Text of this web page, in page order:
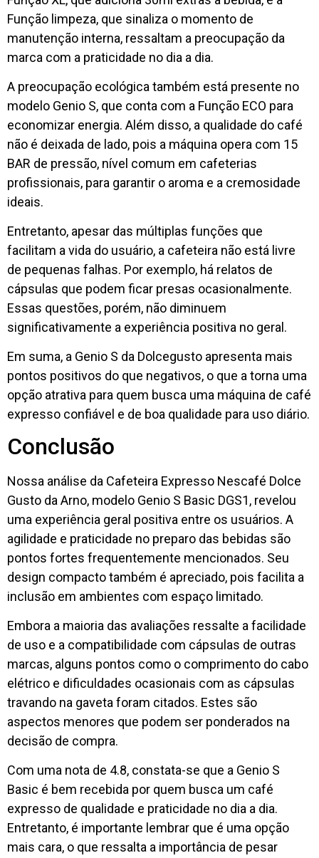
Função limpeza, que sinaliza o momento de
manutenção interna, ressaltam a preocupação da
marca com a praticidade no dia a dia.
A preocupação ecológica também está presente no
modelo Genio S, que conta com a Função ECO para
economizar energia. Além disso, a qualidade do café
não é deixada de lado, pois a máquina opera com 15
BAR de pressão, nível comum em cafeterias
profissionais, para garantir o aroma e a cremosidade
ideais.
Entretanto, apesar das múltiplas funções que
facilitam a vida do usuário, a cafeteira não está livre
de pequenas falhas. Por exemplo, há relatos de
cápsulas que podem ficar presas ocasionalmente.
Essas questões, porém, não diminuem
significativamente a experiência positiva no geral.
Em suma, a Genio S da Dolcegusto apresenta mais
pontos positivos do que negativos, o que a torna uma
opção atrativa para quem busca uma máquina de café
expresso confiável e de boa qualidade para uso diário.
Conclusão
Nossa análise da Cafeteira Expresso Nescafé Dolce
Gusto da Arno, modelo Genio S Basic DGS1, revelou
uma experiência geral positiva entre os usuários. A
agilidade e praticidade no preparo das bebidas são
pontos fortes frequentemente mencionados. Seu
design compacto também é apreciado, pois facilita a
inclusão em ambientes com espaço limitado.
Embora a maioria das avaliações ressalte a facilidade
de uso e a compatibilidade com cápsulas de outras
marcas, alguns pontos como o comprimento do cabo
elétrico e dificuldades ocasionais com as cápsulas
travando na gaveta foram citados. Estes são
aspectos menores que podem ser ponderados na
decisão de compra.
Com uma nota de 4.8, constata-se que a Genio S
Basic é bem recebida por quem busca um café
expresso de qualidade e praticidade no dia a dia.
Entretanto, é importante lembrar que é uma opção
mais cara, o que ressalta a importância de pesar